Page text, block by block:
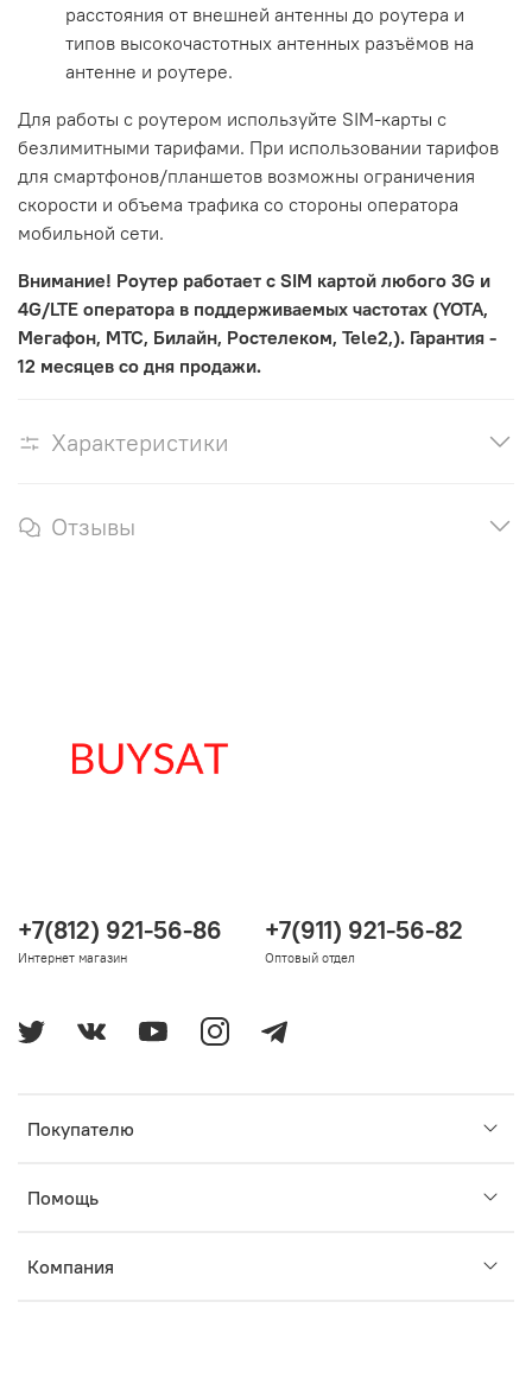
расстояния от внешней антенны до роутера и
типов высокочастотных антенных разъёмов на
антенне и роутере.
Для работы с роутером используйте SIM-карты с
безлимитными тарифами. При использовании тарифов
для смартфонов/планшетов возможны ограничения
скорости и объема трафика со стороны оператора
мобильной сети.
Внимание! Роутер работает с SIM картой любого 3G и
4G/LTE оператора в поддерживаемых частотах (YOTA,
Мегафон, МТС, Билайн, Ростелеком, Tele2,). Гарантия -
12 месяцев со дня продажи.
Характеристики
Отзывы
Покупателю
Помощь
Компания
+7(812) 921-56-86
Интернет магазин
+7(911) 921-56-82
Оптовый отдел